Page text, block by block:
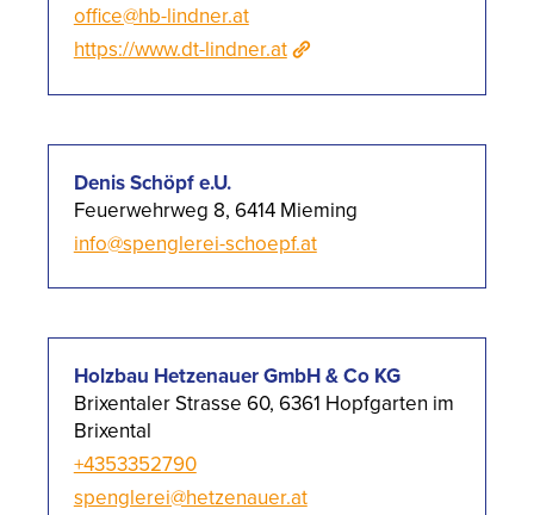
office@hb-lindner.at
https://www.dt-lindner.at
Denis Schöpf e.U.
Feuerwehrweg 8, 6414 Mieming
info@spenglerei-schoepf.at
Holzbau Hetzenauer GmbH & Co KG
Brixentaler Strasse 60, 6361 Hopfgarten im
Brixental
+4353352790
spenglerei@hetzenauer.at